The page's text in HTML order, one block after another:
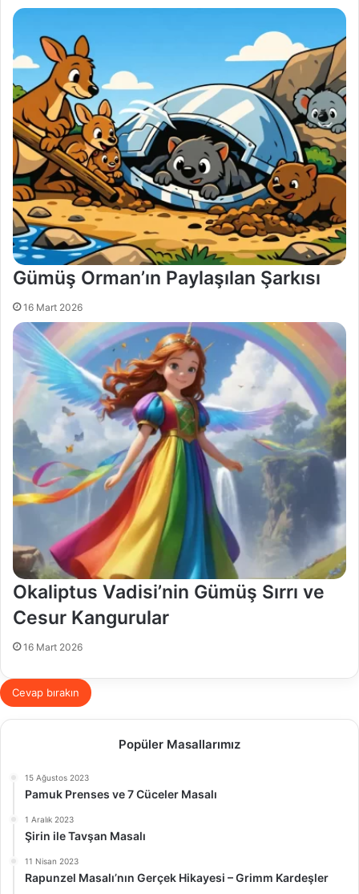
Gümüş Orman’ın Paylaşılan Şarkısı
16 Mart 2026
Okaliptus Vadisi’nin Gümüş Sırrı ve
Cesur Kangurular
16 Mart 2026
Cevap bırakın
Popüler Masallarımız
15 Ağustos 2023
Pamuk Prenses ve 7 Cüceler Masalı
1 Aralık 2023
Şirin ile Tavşan Masalı
11 Nisan 2023
Rapunzel Masalı’nın Gerçek Hikayesi – Grimm Kardeşler